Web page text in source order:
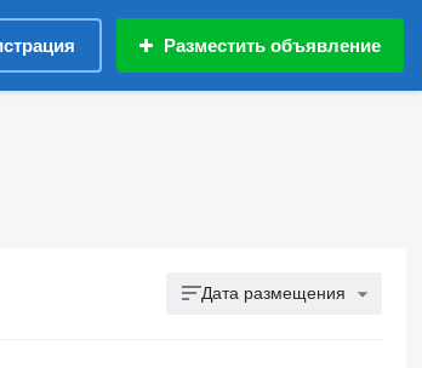
Разместить объявление
Дата размещения